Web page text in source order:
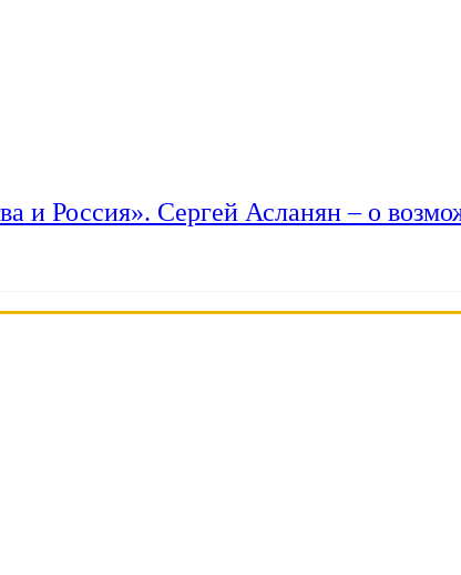
и Россия». Сергей Асланян – о